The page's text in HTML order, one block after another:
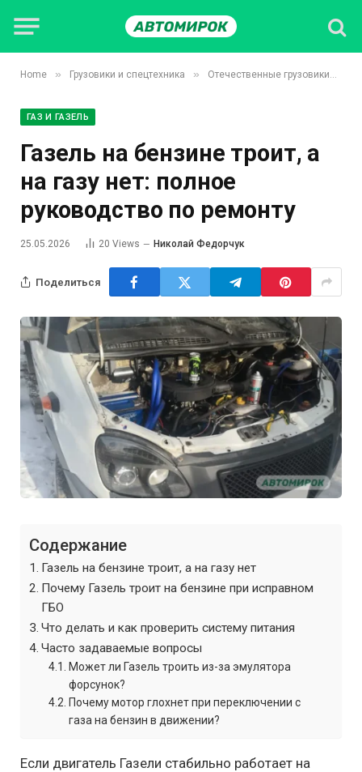
Home » Грузовики и спецтехника » Отечественные грузовики
ГАЗ И ГАЗЕЛЬ
Газель на бензине троит, а
на газу нет: полное
руководство по ремонту
25.05.2026 20 Views Николай Федорчук
Поделиться
Содержание
Газель на бензине троит, а на газу нет
Почему Газель троит на бензине при исправном
ГБО
Что делать и как проверить систему питания
Часто задаваемые вопросы
Может ли Газель троить из-за эмулятора
форсунок?
Почему мотор глохнет при переключении с
газа на бензин в движении?
Если двигатель Газели стабильно работает на